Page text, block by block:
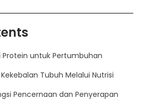
Protein untuk Pertumbuhan
Tubuh Melalui Nutrisi
Pencernaan dan Penyerapan